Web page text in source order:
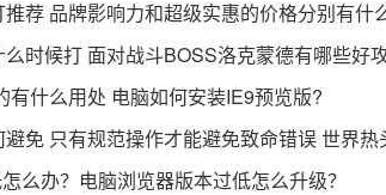
荐 品牌影响力和超级实惠的价格分别有什
时候打 面对战斗BOSS洛克蒙德有哪些好
有什么用处 电脑如何安装IE9预览版?
免 只有规范操作才能避免致命错误 世界热
么办？电脑浏览器版本过低怎么升级？